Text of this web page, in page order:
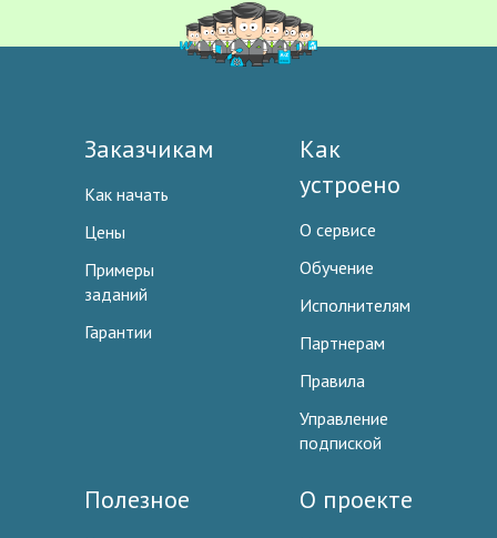
Заказчикам
Как начать
Цены
Примеры
заданий
Гарантии
Как
устроено
О сервисе
Обучение
Исполнителям
Партнерам
Правила
Управление
подпиской
Полезное О проекте